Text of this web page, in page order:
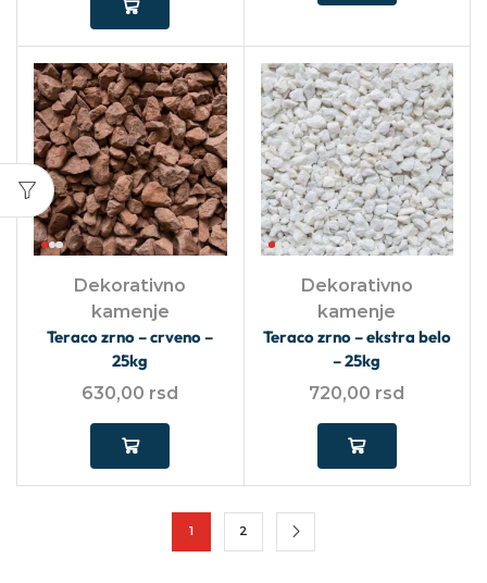
Dekorativno
kamenje
Teraco zrno – crveno –
25kg
630,00 rsd
Dekorativno
kamenje
Teraco zrno – ekstra belo
– 25kg
720,00 rsd
1 2